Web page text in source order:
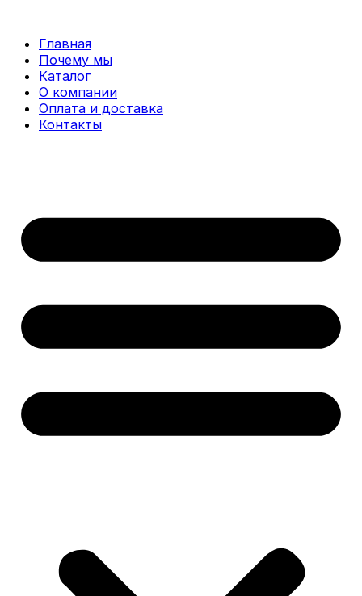
содержимому
Главная
Почему мы
Каталог
О компании
Оплата и доставка
Контакты